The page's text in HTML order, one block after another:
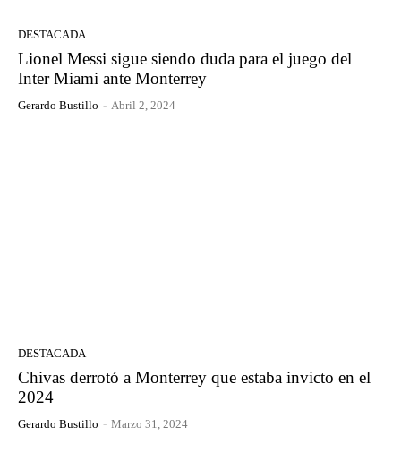
DESTACADA
Lionel Messi sigue siendo duda para el juego del
Inter Miami ante Monterrey
Gerardo Bustillo - Abril 2, 2024
DESTACADA
Chivas derrotó a Monterrey que estaba invicto en el
2024
Gerardo Bustillo - Marzo 31, 2024